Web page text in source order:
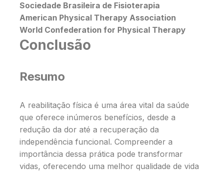
Sociedade Brasileira de Fisioterapia
American Physical Therapy Association
World Confederation for Physical Therapy
Conclusão
Resumo
A reabilitação física é uma área vital da saúde
que oferece inúmeros benefícios, desde a
redução da dor até a recuperação da
independência funcional. Compreender a
importância dessa prática pode transformar
vidas, oferecendo uma melhor qualidade de vida